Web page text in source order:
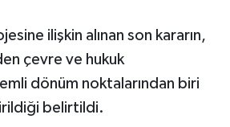
ilişkin alınan son kararın,
çevre ve hukuk
dönüm noktalarından biri
belirtildi.